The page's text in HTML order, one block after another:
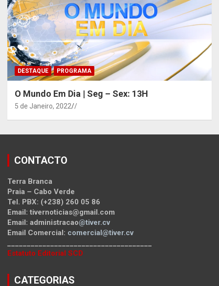
DESTAQUE PROGRAMA
O Mundo Em Dia | Seg – Sex: 13H
5 de Janeiro, 2022 /
CONTACTO
Terra Branca
Praia – Cabo Verde
Tel. PBX: (+238) 260 05 86
Email: tivernoticias@gmail.com
Email: administracao@tiver.cv
Email Comercial: comercial@tiver.cv
Estatuto Editorial SCD
CATEGORIAS